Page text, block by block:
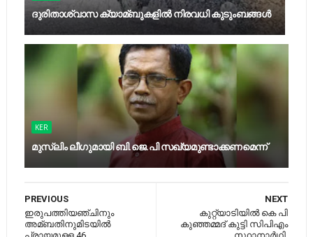
ദുരിതാശ്വാസ ക്യാമ്ബുകളിൽ നിരവധി കുടുംബങ്ങൾ
KER
മുസ്‍ലിം ലീഗുമായി ബി.ജെ.പി സഖ്യമുണ്ടാക്കണമെന്ന്
NEXT
കുറ്റ്യാടിയില്‍ കെ പി
കുഞ്ഞമ്മദ് കുട്ടി സിപിഎം
PREVIOUS
ഇരുപത്തിയഞ്ചിനും
അമ്ബതിനുമിടയില്‍